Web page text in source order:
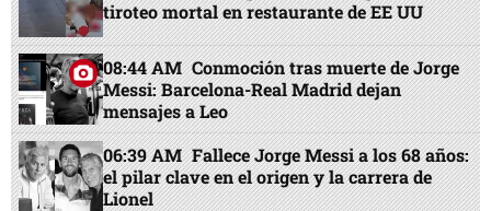
tiroteo mortal en restaurante de EE UU
08:44 AM Conmoción tras muerte de Jorge
Messi: Barcelona-Real Madrid dejan
mensajes a Leo
06:39 AM Fallece Jorge Messi a los 68 años:
el pilar clave en el origen y la carrera de
Lionel